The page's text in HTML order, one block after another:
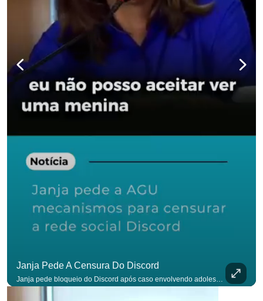
Janja Pede A Censura Do Discord
Janja pede bloqueio do Discord após caso envolvendo adolescente: “Precisamos tirar do ar”. #OAntagonista Se você busca informação com credibilidade, inscreva-se agora e ative o